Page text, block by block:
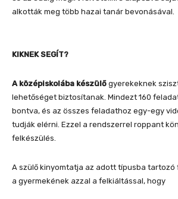
alkották meg több hazai tanár bevonásával.
KIKNEK SEGÍT?
A középiskolába készülő gyerekeknek
lehetőséget biztosítanak. Mindezt 160
bontva, és az összes feladathoz egy-egy
tudják elérni. Ezzel a rendszerrel roppant
felkészülés.
A szülő kinyomtatja az adott típusba
a gyermekének azzal a felkiáltással, hogy